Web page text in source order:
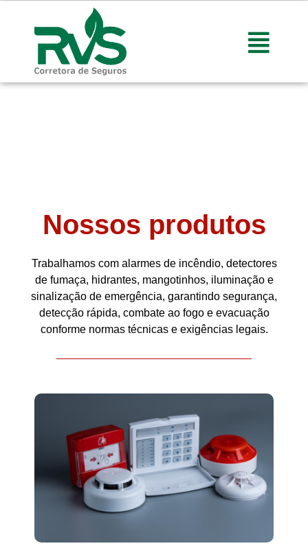
Nossos produtos
Trabalhamos com alarmes de incêndio, detectores
de fumaça, hidrantes, mangotinhos, iluminação e
sinalização de emergência, garantindo segurança,
detecção rápida, combate ao fogo e evacuação
conforme normas técnicas e exigências legais.